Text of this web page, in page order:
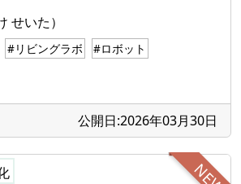
せいた）
#リビングラボ
#ロボット
公開日:2026年03月30日